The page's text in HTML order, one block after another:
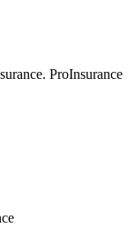
ProInsurance